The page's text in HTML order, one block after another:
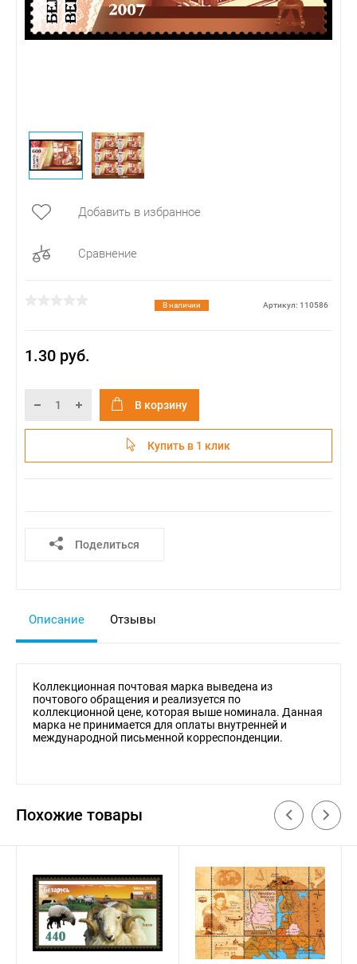
Добавить в избранное
Сравнение
В наличии Артикул: 110586
1.30 руб.
В корзину
Купить в 1 клик
Поделиться
Описание Отзывы
Коллекционная почтовая марка выведена из
почтового обращения и реализуется по
коллекционной цене, которая выше номинала. Данная
марка не принимается для оплаты внутренней и
международной письменной корреспонденции.
Похожие товары